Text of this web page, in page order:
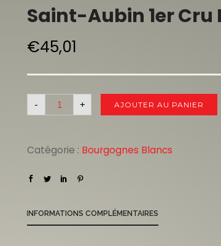
Saint-Aubin 1er Cru
€45,01
- + AJOUTER AU PANIER
Catégorie : Bourgognes Blancs
INFORMATIONS COMPLÉMENTAIRES